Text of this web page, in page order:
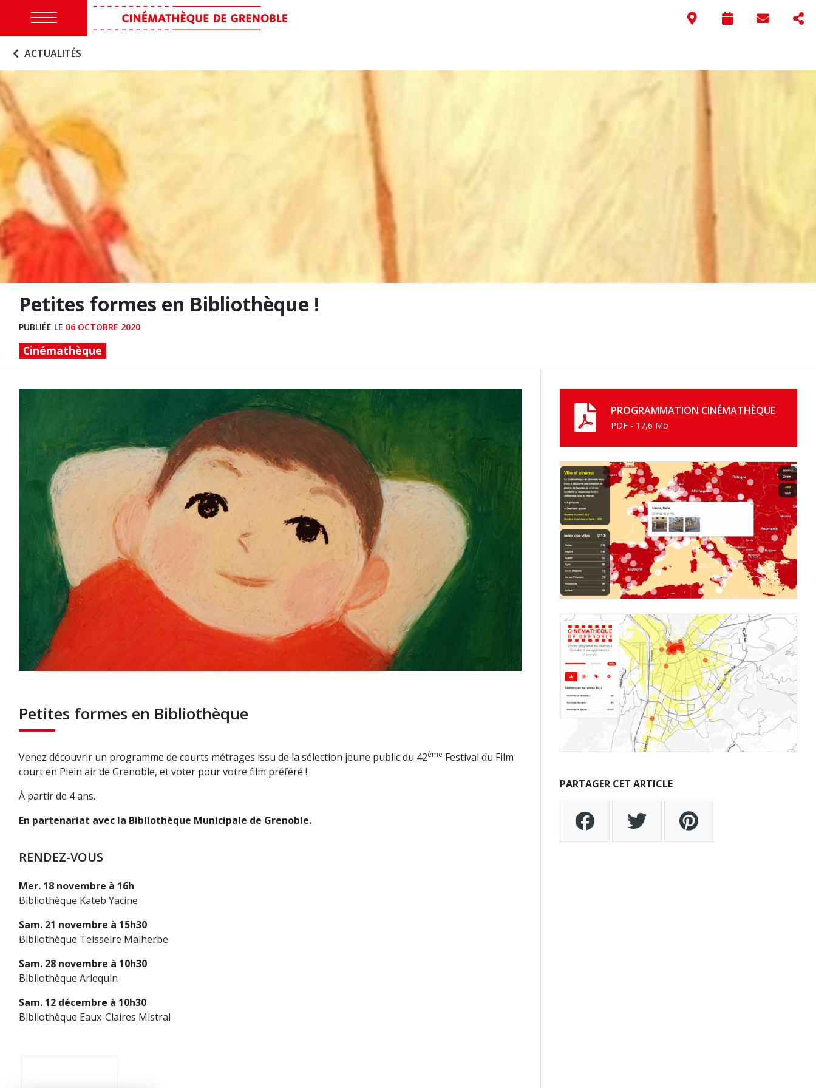
ACTUALITÉS
Petites formes en Bibliothèque !
PUBLIÉE LE 06 OCTOBRE 2020
Cinémathèque
­Petites formes en Bibliothèque
Venez découvrir un programme de courts métrages issu de la sélection jeune public du 42ème Festival du Film
court en Plein air de Grenoble, et voter pour votre film préféré !
À partir de 4 ans.
En partenariat avec la Bibliothèque Municipale de Grenoble.
RENDEZ-VOUS
Mer. 18 novembre à 16h
Bibliothèque Kateb Yacine
Sam. 21 novembre à 15h30
Bibliothèque Teisseire Malherbe
Sam. 28 novembre à 10h30
Bibliothèque Arlequin
Sam. 12 décembre à 10h30
Bibliothèque Eaux-Claires Mistral
PROGRAMMATION CINÉMATHÈQUE
PDF - 17,6 Mo
PARTAGER CET ARTICLE